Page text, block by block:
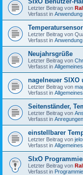
Letzter Beitrag von
Verfasst in Anwendung
Letzter Beitrag von
Verfasst in Anwendung
Neujahrsgrüße
Letzter Beitrag von
Verfasst in Allgemeines
nagelneuer SIXO
Letzter Beitrag von
Verfasst in Allgemeines
Seitenständer,
Letzter Beitrag von
Verfasst in
einstellbarer
Letzter Beitrag von
Verfasst in Allgemeines
SIxO
Letzter Beitrag von
Verfasst in